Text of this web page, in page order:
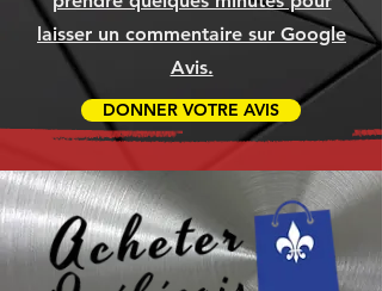
laisser un commentaire sur Google
Avis.
DONNER VOTRE AVIS